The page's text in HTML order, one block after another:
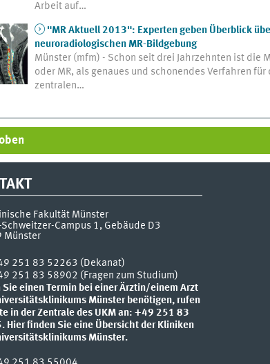
Arbeit auf…
"MR Aktuell 2013": Experten geben Überblick
neuroradiologischen MR-Bildgebung
Münster (mfm) - Schon seit drei Jahrzehnten ist die
oder MR, als genaues und schonendes Verfahren
zentralen…
Fakultät Münster
Campus 1, Gebäude D3
Münster
251 83 52263 (Dekanat)
251 83 58902 (Fragen zum Studium)
Sie einen Termin bei einer Ärztin/einem Arzt
Münster benötigen, rufen
in der Zentrale des UKM an: +49 251 83
Hier finden Sie eine Übersicht der Kliniken
Münster.